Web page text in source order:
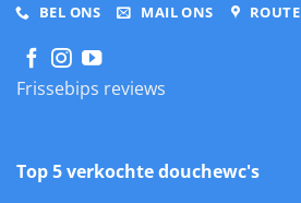
BEL ONS MAIL ONS ROUTE
Frissebips reviews
Top 5 verkochte douchewc's